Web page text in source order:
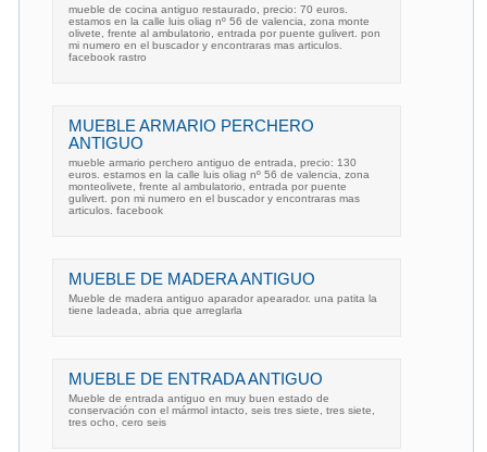
mueble de cocina antiguo restaurado, precio: 70 euros.
estamos en la calle luis oliag nº 56 de valencia, zona monte
olivete, frente al ambulatorio, entrada por puente gulivert. pon
mi numero en el buscador y encontraras mas articulos.
facebook rastro
MUEBLE ARMARIO PERCHERO
ANTIGUO
mueble armario perchero antiguo de entrada, precio: 130
euros. estamos en la calle luis oliag nº 56 de valencia, zona
monteolivete, frente al ambulatorio, entrada por puente
gulivert. pon mi numero en el buscador y encontraras mas
articulos. facebook
MUEBLE DE MADERA ANTIGUO
Mueble de madera antiguo aparador apearador. una patita la
tiene ladeada, abria que arreglarla
MUEBLE DE ENTRADA ANTIGUO
Mueble de entrada antiguo en muy buen estado de
conservación con el mármol intacto, seis tres siete, tres siete,
tres ocho, cero seis